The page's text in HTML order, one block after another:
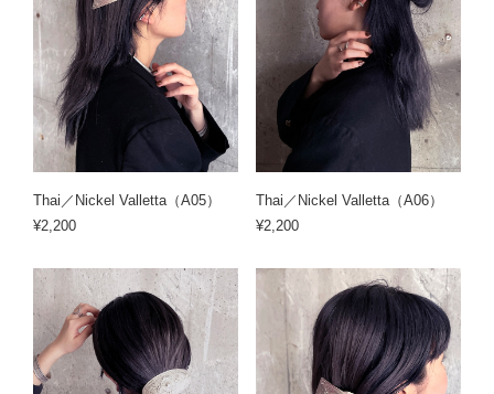
Thai／Nickel Valletta（A05）
¥2,200
Thai／Nickel Valletta（A06）
¥2,200